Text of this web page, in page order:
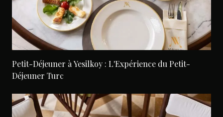
Petit-Déjeuner à Yesilkoy : L'Expérience du Petit-
Déjeuner Turc